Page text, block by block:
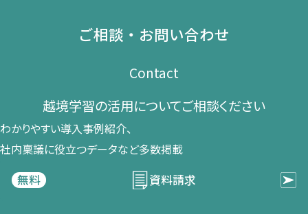
ご相談・お問い合わせ
Contact
越境学習の​活用に​ついて​ご相談ください​
わかりやすい導入事例紹介、​
社内稟議に​役立つデータなど​多数掲載
無料
資料請求